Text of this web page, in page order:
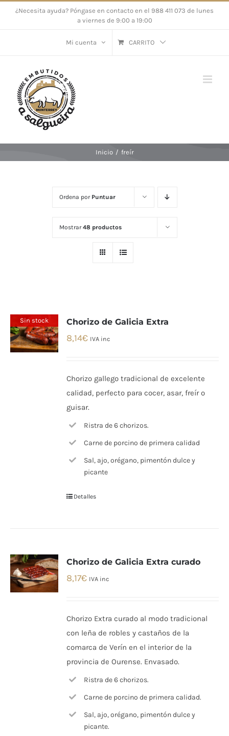
Saltar¿Necesita ayuda? Póngase en contacto en el 988 411 073 de lunes
a viernes de 9:00 a 19:00
Mi cuenta CARRITO
Inicio / freír
Ordena por Puntuar
Mostrar48 productos
Sin stock Chorizo de Galicia Extra
8,14€ IVA inc
Chorizo gallego tradicional de excelente
calidad, perfecto para cocer, asar, freír o
guisar.
Ristra de 6 chorizos.
Carne de porcino de primera calidad
Sal, ajo, orégano, pimentón dulce y
picante
Detalles
Chorizo de Galicia Extra curado
8,17€ IVA inc
Chorizo Extra curado al modo tradicional
con leña de robles y castaños de la
comarca de Verín en el interior de la
provincia de Ourense. Envasado.
Ristra de 6 chorizos.
Carne de porcino de primera calidad.
Sal, ajo, orégano, pimentón dulce y
picante.